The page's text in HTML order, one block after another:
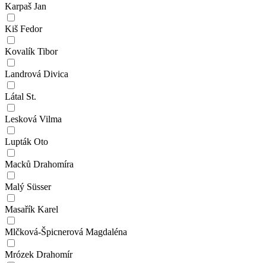
Karpaš Jan
Kiš Fedor
Kovalík Tibor
Landrová Divica
Látal St.
Lesková Vilma
Lupták Oto
Macků Drahomíra
Malý Süsser
Masařík Karel
Mlčková-Špicnerová Magdaléna
Mrózek Drahomír